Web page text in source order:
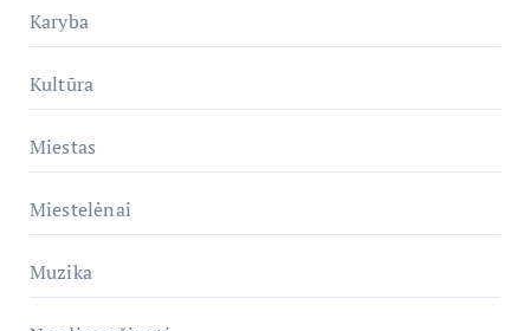
Karyba
Kultūra
Miestas
Miestelėnai
Muzika